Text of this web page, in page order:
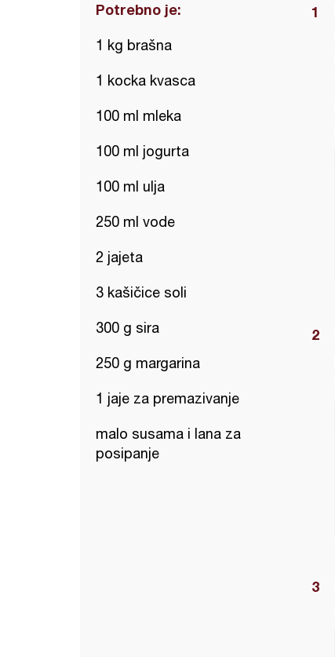
Potrebno je:
1 kg brašna
1 kocka kvasca
100 ml mleka
100 ml jogurta
100 ml ulja
250 ml vode
2 jajeta
3 kašičice soli
300 g sira
250 g margarina
1 jaje za premazivanje
malo susama i lana za
posipanje